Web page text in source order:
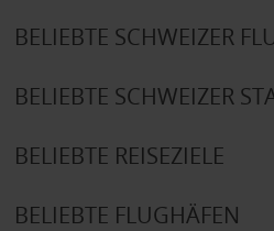
BELIEBTE SCHWEIZER
BELIEBTE SCHWEIZER
BELIEBTE REISEZIELE
BELIEBTE FLUGHÄFEN